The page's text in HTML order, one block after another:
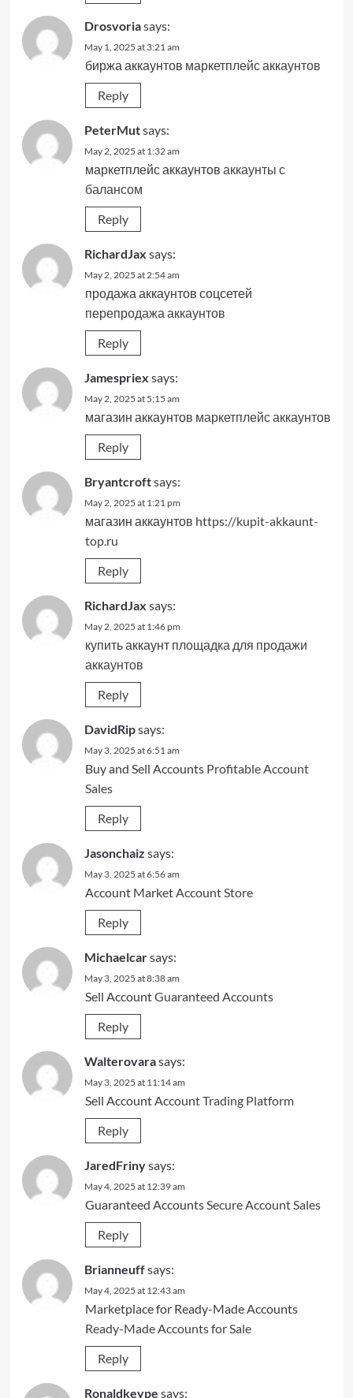
Drosvoriasays:
May 1, 2025 at 3:21 am
биржа аккаунтов маркетплейс аккаунтов
Reply
PeterMutsays:
May 2, 2025 at 1:32 am
маркетплейс аккаунтов аккаунты с
балансом
Reply
RichardJax says:
May 2, 2025 at 2:54 am
продажа аккаунтов соцсетей
перепродажа аккаунтов
Reply
Jamespriex says:
May 2, 2025 at 5:15 am
магазин аккаунтов маркетплейс аккаунтов
Reply
Bryantcroftsays:
May 2, 2025 at 1:21 pm
магазин аккаунтов https://kupit-akkaunt-
top.ru
Reply
RichardJax says:
May 2, 2025 at 1:46 pm
купить аккаунт площадка для продажи
аккаунтов
Reply
DavidRipsays:
May 3, 2025 at 6:51 am
Buy and Sell Accounts Profitable Account
Sales
Reply
Jasonchaiz says:
May 3, 2025 at 6:56 am
Account MarketAccount Store
Reply
Michaelcarsays:
May 3, 2025 at 8:38 am
Sell AccountGuaranteed Accounts
Reply
Walterovarasays:
May 3, 2025 at 11:14 am
Sell AccountAccount Trading Platform
Reply
JaredFrinysays:
May 4, 2025 at 12:39 am
Guaranteed AccountsSecure Account Sales
Reply
Brianneuffsays:
May 4, 2025 at 12:43 am
Marketplace for Ready-Made Accounts
Ready-Made Accounts for Sale
Reply
Ronaldkeype says: